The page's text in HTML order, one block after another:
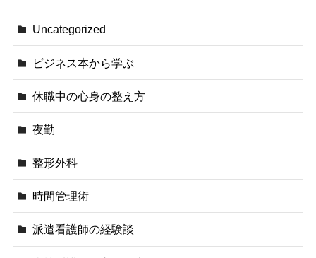
Uncategorized
ビジネス本から学ぶ
休職中の心身の整え方
夜勤
整形外科
時間管理術
派遣看護師の経験談